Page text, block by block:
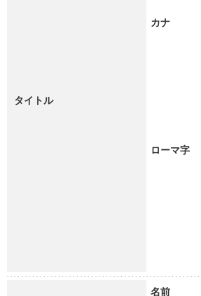
タイトル
カナ
ローマ字
名前